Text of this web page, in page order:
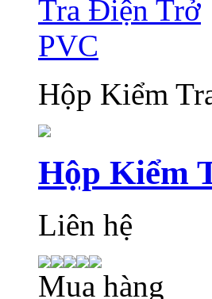
Hộp Kiểm
Hộp Kiểm
Liên hệ
Mua hàng